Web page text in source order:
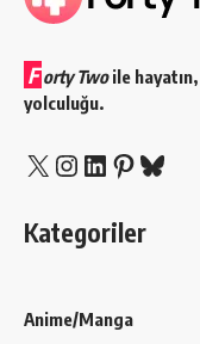
F orty Twoile hayatın,
yolculuğu.
X Instagram
LinkedIn
Kategoriler
Anime/Manga